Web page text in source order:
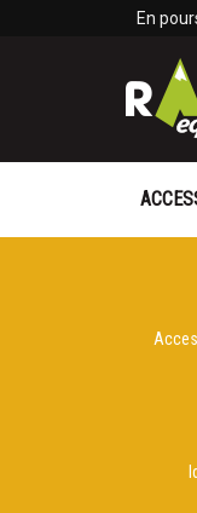
En
Panneau de gestion des